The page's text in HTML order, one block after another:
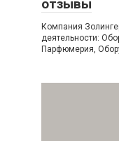
отзывы
Компания
деятельности:
Парфюмерия,